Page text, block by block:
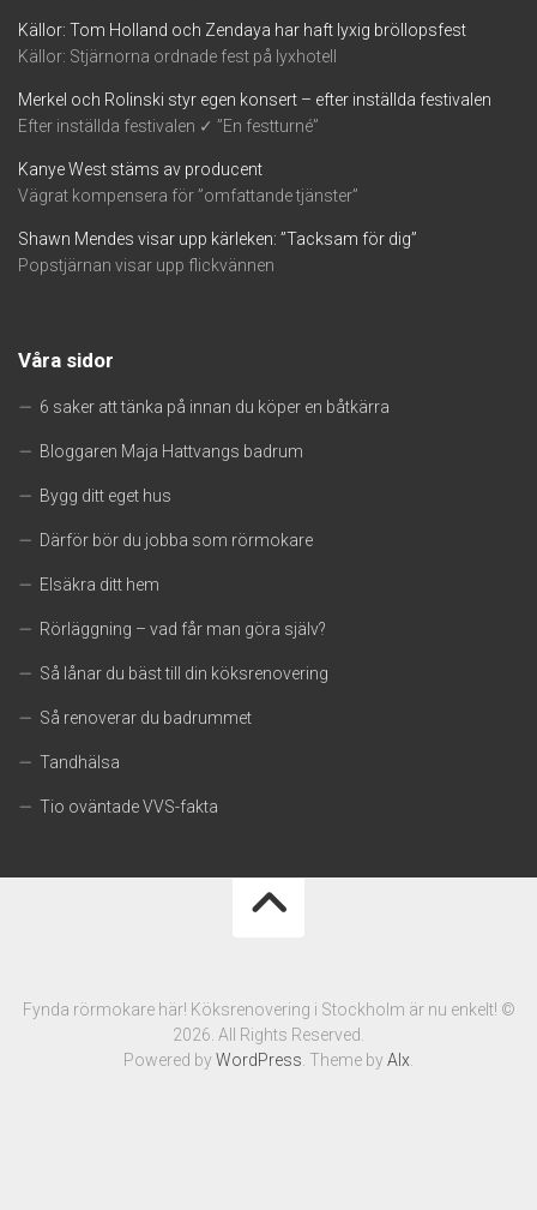
Källor: Tom Holland och Zendaya har haft lyxig bröllopsfest
Källor: Stjärnorna ordnade fest på lyxhotell
Merkel och Rolinski styr egen konsert – efter inställda festivalen
Efter inställda festivalen ✓ ”En festturné”
Kanye West stäms av producent
Vägrat kompensera för ”omfattande tjänster”
Shawn Mendes visar upp kärleken: ”Tacksam för dig”
Popstjärnan visar upp flickvännen
Våra sidor
6 saker att tänka på innan du köper en båtkärra
Bloggaren Maja Hattvangs badrum
Bygg ditt eget hus
Därför bör du jobba som rörmokare
Elsäkra ditt hem
Rörläggning – vad får man göra själv?
Så lånar du bäst till din köksrenovering
Så renoverar du badrummet
Tandhälsa
Tio oväntade VVS-fakta
Fynda rörmokare här! Köksrenovering i Stockholm är nu enkelt! ©
2026. All Rights Reserved.
Powered byWordPress . Theme byAlx